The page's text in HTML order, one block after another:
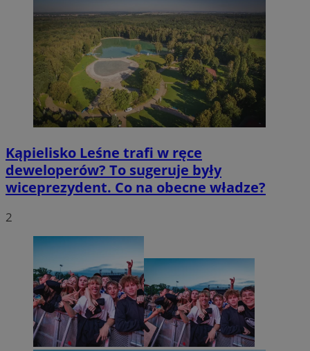
Kąpielisko Leśne trafi w ręce
deweloperów? To sugeruje były
wiceprezydent. Co na obecne władze?
2